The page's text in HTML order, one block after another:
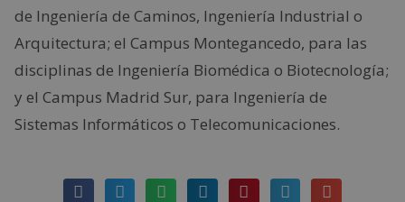
de Ingeniería de Caminos, Ingeniería Industrial o
Arquitectura; el Campus Montegancedo, para las
disciplinas de Ingeniería Biomédica o Biotecnología;
y el Campus Madrid Sur, para Ingeniería de
Sistemas Informáticos o Telecomunicaciones.